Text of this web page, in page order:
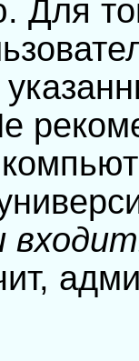
Для